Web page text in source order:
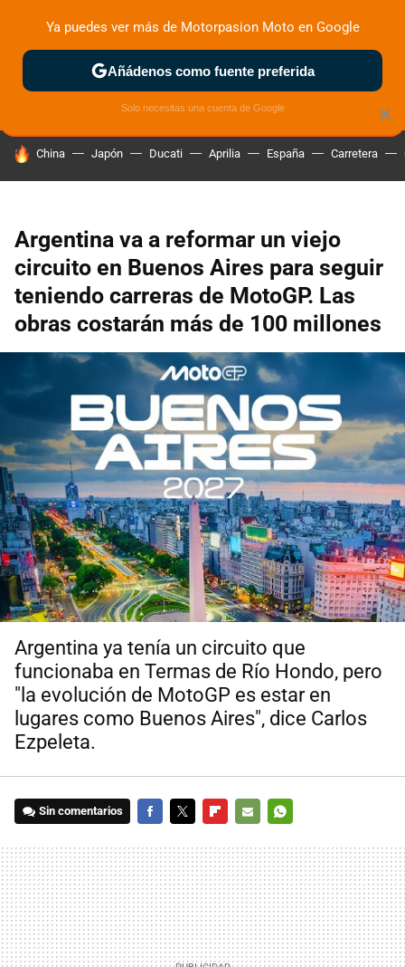
ZONA DE PRUEBAS DEPORTIVAS MOTOS ELÉCTRICAS
HOY SE HABLA DE
China Japón Ducati Aprilia España Carretera
Argentina va a reformar un viejo
circuito en Buenos Aires para seguir
teniendo carreras de MotoGP. Las
obras costarán más de 100 millones
Argentina ya tenía un circuito que
funcionaba en Termas de Río Hondo, pero
"la evolución de MotoGP es estar en
lugares como Buenos Aires", dice Carlos
Ezpeleta.
Sin comentarios
MAIL
×
Ya puedes ver más de Motorpasion Moto en Google
Añádenos como fuente preferida
Solo necesitas una cuenta de Google